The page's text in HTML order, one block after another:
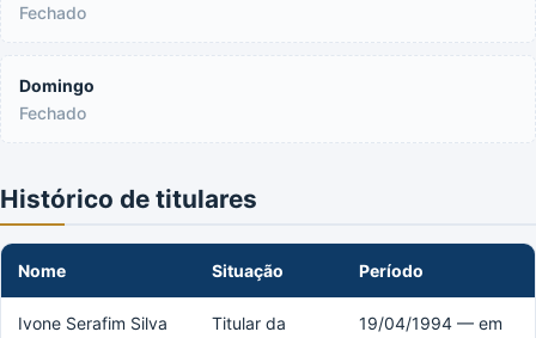
Fechado
Domingo
Fechado
Histórico de titulares
Nome Situação Período
Ivone Serafim Silva
Titular da
19/04/1994 — em